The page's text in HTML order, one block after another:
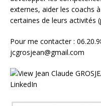
externes, aider les coachs
certaines de leurs activités
Pour me contacter :
jcgrosjean@gmail.com